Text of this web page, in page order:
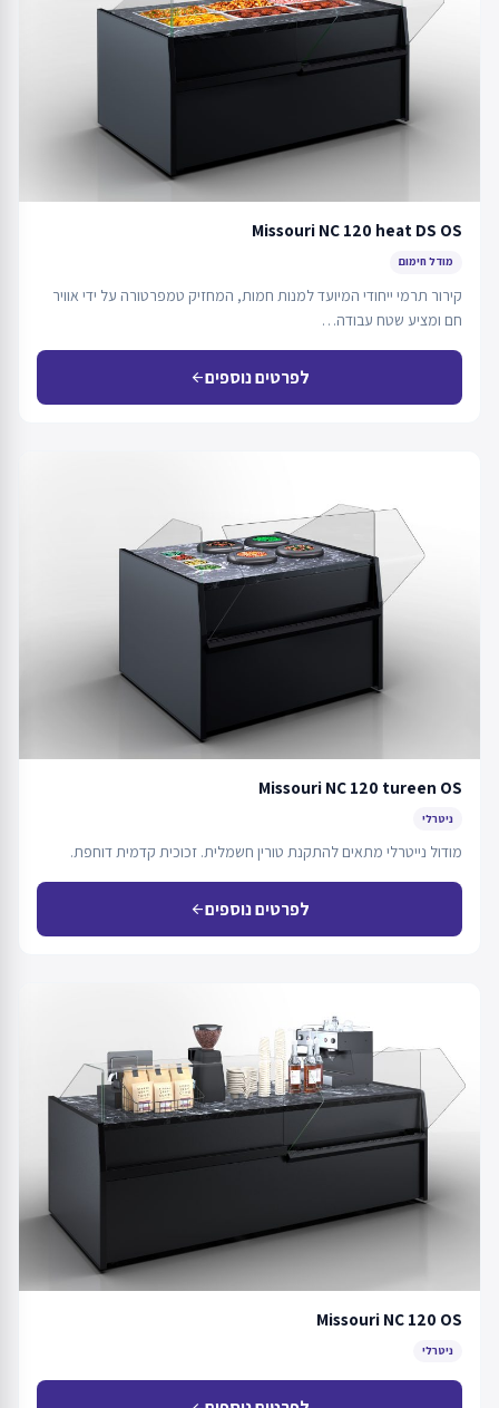
Missouri NC 120 heat DS OS
מודל חימום
קירור תרמי ייחודי המיועד למנות חמות, המחזיק טמפרטורה על ידי אוויר
חם ומציע שטח עבודה…
לפרטים נוספיםarrow_back
Missouri NC 120 tureen OS
ניטרלי
מודול נייטרלי מתאים להתקנת טורין חשמלית. זכוכית קדמית דוחפת.
לפרטים נוספיםarrow_back
Missouri NC 120 OS
ניטרלי